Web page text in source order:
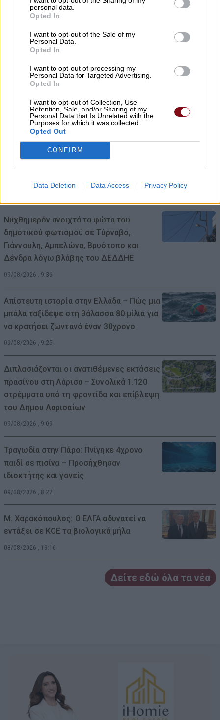
personal data.
Opted In
I want to opt-out of the Sale of my
Personal Data.
Opted In
I want to opt-out of processing my
Personal Data for Targeted Advertising.
Opted In
I want to opt-out of Collection, Use,
Retention, Sale, and/or Sharing of my
Personal Data that Is Unrelated with the
Purposes for which it was collected.
Opted Out
CONFIRM
Data Deletion Data Access Privacy Policy
09/08/2026 , 10:41
έργα, όχι επικοινωνιακούς
πανηγυρισμούς
09/08/2026 , 10:17
Εκσφενδονίστηκαν από τη μοτοσικλέτα
Χρ. Κέλλας: Σημαντικοί πόροι για την
Νυχθημερόν ανοιχτά τα φώτα του
δημοτικού φωτισμού σε Τύρναβο,
Γιάννουλη, Αμπελώνα, Βρυότοπο και
Δένδρα λόγω βλάβης του ΔΕΔΔΗΕ
09/08/2026 , 9:36
Απίστευτη ιστορία στην Ελλάδα – Πώς μια
μπάλα ταξίδεψε στη θάλασσα 80 μίλια για
να κρατήσει ζωντανό έναν 30χρονο
09/08/2026 , 9:25
Διπλασιάζονται οι ανατιθέμενες εκτάσεις
πρασίνου στη Λάρισα – Συνολικά 1.120
στρέμματα υπό τη φροντίδα και επίβλεψη
του Δήμου Λαρισαίων
09/08/2026 , 9:09
Τραγωδία στην Πάρο: Πνίγηκε 4χρονο
παιδί σε πισίνα – Προσήχθησαν
ιδιοκτήτης και γονείς
09/08/2026 , 8:22
Μ. Χαρακόπουλος: Ο ΕΛΓΑ αδυνατεί να
εντάξει σε ΚΟΕ τα βιολογικά μήλα
08/08/2026 , 19:16
Δείτε εδώ όλα τα νέα